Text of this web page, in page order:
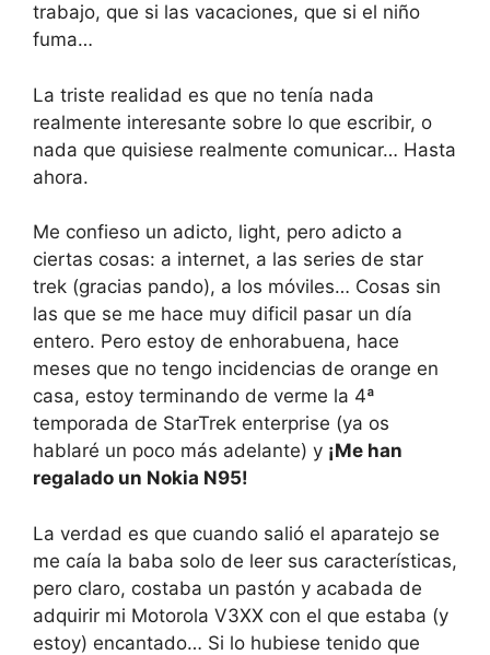
trabajo, que si las vacaciones, que si el niño
fuma…
La triste realidad es que no tenía nada
realmente interesante sobre lo que escribir, o
nada que quisiese realmente comunicar… Hasta
ahora.
Me confieso un adicto, light, pero adicto a
ciertas cosas: a internet, a las series de star
trek (gracias pando), a los móviles… Cosas sin
las que se me hace muy dificil pasar un día
entero. Pero estoy de enhorabuena, hace
meses que no tengo incidencias de orange en
casa, estoy terminando de verme la 4ª
temporada de StarTrek enterprise (ya os
hablaré un poco más adelante) y ¡Me han
regalado un Nokia N95!
La verdad es que cuando salió el aparatejo se
me caía la baba solo de leer sus características,
pero claro, costaba un pastón y acabada de
adquirir mi Motorola V3XX con el que estaba (y
estoy) encantado… Si lo hubiese tenido que